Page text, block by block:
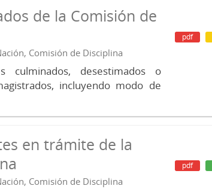
de la Comisión de
Comisión de Disciplina
culminados, desestimados o
incluyendo modo de
pdf
en trámite de la
Comisión de Disciplina
pdf